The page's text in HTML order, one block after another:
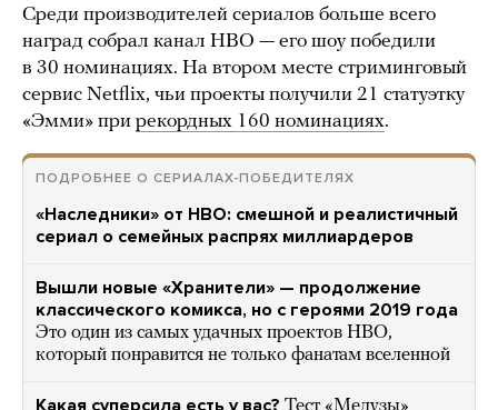
Среди производителей сериалов больше всего
наград собрал канал HBO — его шоу победили
в 30 номинациях. На втором месте стриминговый
сервис Netflix, чьи проекты получили 21 статуэтку
«Эмми» при рекордных 160 номинациях.
ПОДРОБНЕЕ О СЕРИАЛАХ-ПОБЕДИТЕЛЯХ
«Наследники» от HBO: смешной и реалистичный
сериал о семейных распрях миллиардеров
Вышли новые «Хранители» — продолжение
классического комикса, но с героями 2019 года
Это один из самых удачных проектов HBO,
который понравится не только фанатам вселенной
Какая суперсила есть у вас? Тест «Медузы»